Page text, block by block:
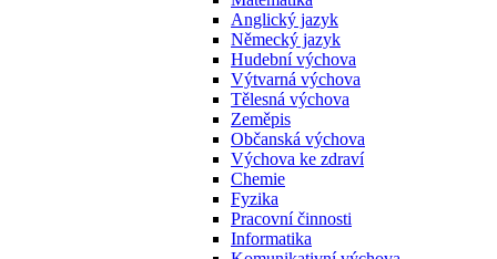
Anglický jazyk
Německý jazyk
Hudební výchova
Výtvarná výchova
Tělesná výchova
Zeměpis
Občanská výchova
Výchova ke zdraví
Chemie
Fyzika
Pracovní činnosti
Informatika